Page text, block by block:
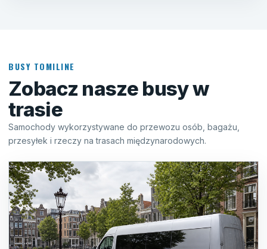
BUSY TOMILINE
Zobacz nasze busy w
trasie
Samochody wykorzystywane do przewozu osób, bagażu,
przesyłek i rzeczy na trasach międzynarodowych.